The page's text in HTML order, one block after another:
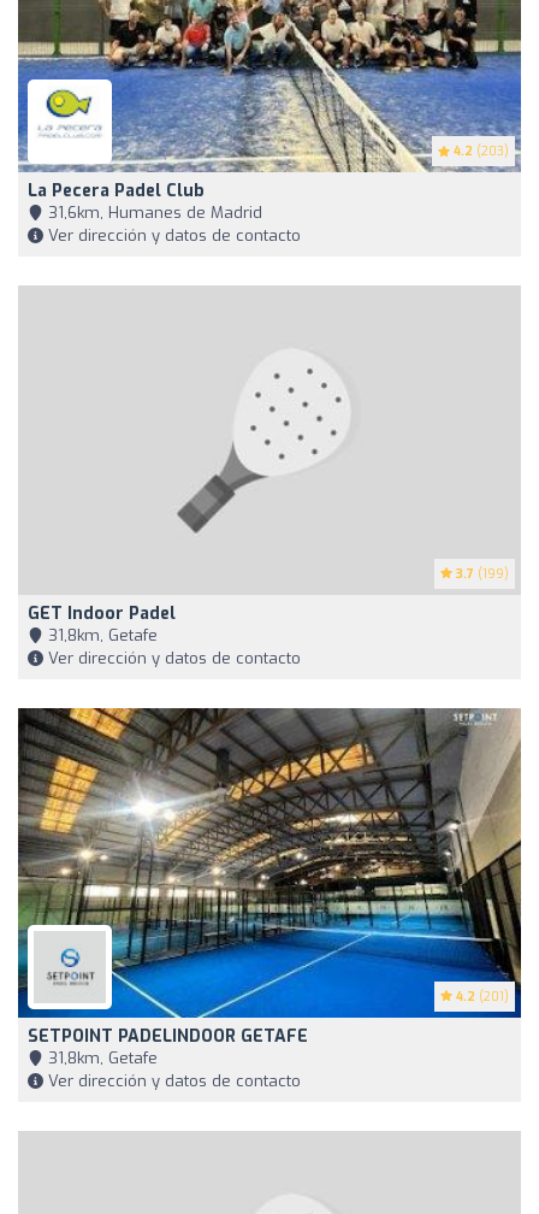
4.2 (203)
La Pecera Padel Club
31,6km, Humanes de Madrid
Ver dirección y datos de contacto
3.7 (199)
GET Indoor Padel
31,8km, Getafe
Ver dirección y datos de contacto
4.2 (201)
SETPOINT PADELINDOOR GETAFE
31,8km, Getafe
Ver dirección y datos de contacto